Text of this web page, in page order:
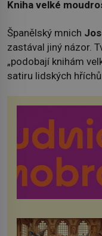
Kniha velké
Španělský mnich
zastával jiný názor.
„podobají knihám
satiru lidských